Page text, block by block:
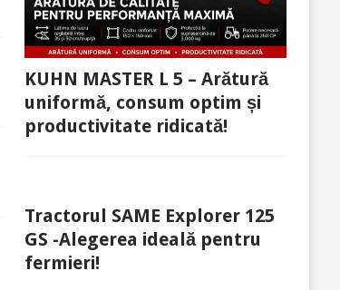
KUHN MASTER L 5 – Arătură
uniformă, consum optim și
productivitate ridicată!
Tractorul SAME Explorer 125
GS -Alegerea ideală pentru
fermieri!